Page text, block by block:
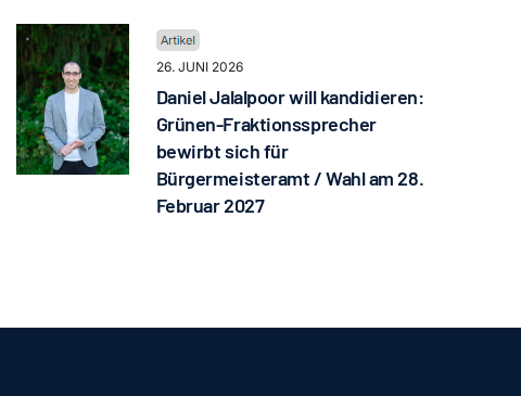
26. JUNI 2026
Daniel Jalalpoor will kandidieren:
Grünen-Fraktionssprecher
bewirbt sich für
Bürgermeisteramt / Wahl am 28.
Februar 2027